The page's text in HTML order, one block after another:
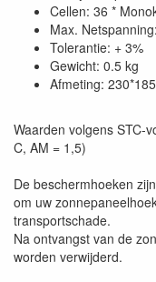
Cellen: 36 *
Max.
Tolerantie: + 3%
Gewicht: 0.5 kg
Afmeting:
Waarden volgens STC-
C, AM = 1,5)
De beschermhoeken
om uw
transportschade.
Na ontvangst van de
worden verwijderd.